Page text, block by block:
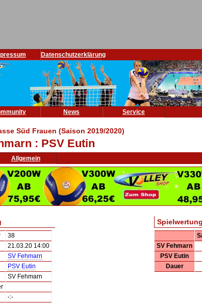
Datenschutzerklärung
News
Service
Süd Frauen (Saison 2019/2020)
: PSV Eutin
Allgemein
38
21.03.20 14:00
SV Fehmarn
PSV Eutin
SV Fehmarn
-:-
Spielwertung
SV Fehmarn
PSV Eutin
Dauer